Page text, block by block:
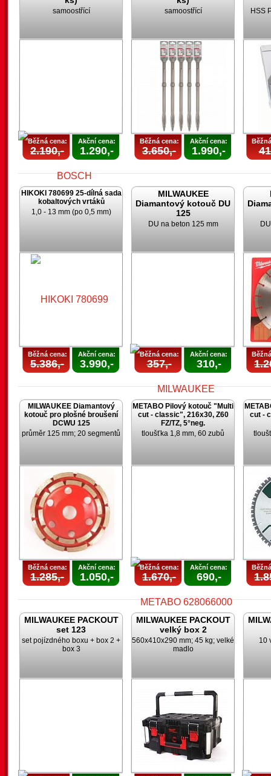
samoostřící
Běžná cena:
2.190,-
Akční cena:
1.290,-
samoostřící
Běžná cena:
3.650,-
Akční cena:
1.990,-
HSS
HIKOKI 780699 25-dílná sada
kobaltových vrtáků
1,0 - 13 mm (po 0,5 mm)
Běžná cena:
5.386,-
Akční cena:
3.990,-
MILWAUKEE
Diamantový kotouč DU
125
DU na beton 125 mm
Běžná cena:
357,-
Akční cena:
310,-
MILWAUKEE Diamantový
kotouč pro plošné broušení
DCWU 125
průměr 125 mm; 20 segmentů
Běžná cena:
1.285,-
Akční cena:
1.050,-
METABO Pilový kotouč "Multi
cut - classic", 216x30, Z60
FZ/TZ, 5°neg.
tloušťka 1,8 mm, 60 zubů
Běžná cena:
1.670,-
Akční cena:
690,-
cut -
MILWAUKEE PACKOUT
set 123
set pojízdného boxu + box 2 +
box 3
MILWAUKEE PACKOUT
velký box 2
560x410x290 mm; 45 kg; velké
madlo
10